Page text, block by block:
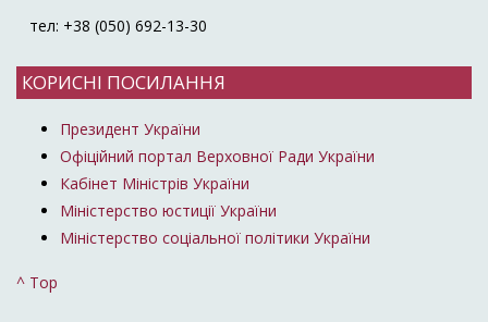
тел: +38 (050) 692-13-30
КОРИСНІ ПОСИЛАННЯ
Президент України
Офіційний портал Верховної Ради України
Кабінет Міністрів України
Міністерство юстиції України
Міністерство соціальної політики України
^ Top